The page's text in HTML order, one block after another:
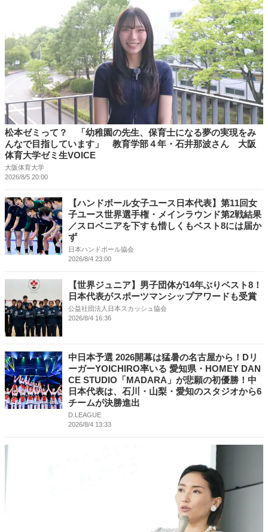
松本ゼミって？ 「幼稚園の先生、保育士になる夢の実現をみ
んなで目指しています」 教育学部４年・石井那波さん 大阪
体育大学ゼミ生VOICE
大阪体育大学
2026/8/5 20:00
【ハンドボール女子ユース日本代表】第11回女
子ユース世界選手権・メインラウンド第2戦結果
／スロベニアを下すも惜しくもベスト8には届か
ず
日本ハンドボール協会
2026/8/4 23:00
【世界ジュニア】男子団体が14年ぶりベスト8！
日本代表がスポーツマンシップアワードも受賞
公益社団法人日本スカッシュ協会
2026/8/4 16:36
中日本予選 2026開幕は猛暑の名古屋から！Dリ
ーガーYOICHIRO率いる 愛知県・HOMEY DAN
CE STUDIO「MADARA」が悲願の初優勝！中
日本代表は、石川・山梨・愛知のスタジオから6
チームが決勝進出
D.LEAGUE
2026/8/4 13:33